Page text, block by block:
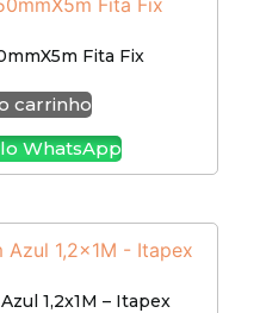
Fita Fix
carrinho
WhatsApp
1,2x1M – Itapex